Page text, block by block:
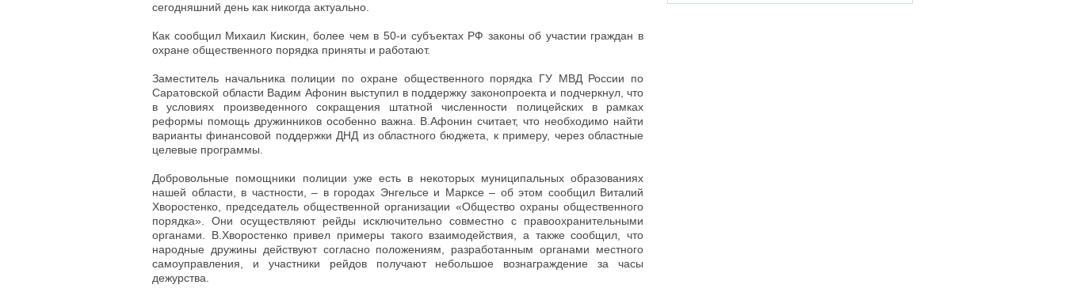
сегодняшний день как никогда актуально.
Как сообщил Михаил Кискин, более чем в 50-и субъектах РФ законы об участии граждан в
охране общественного порядка приняты и работают.
Заместитель начальника полиции по охране общественного порядка ГУ МВД России по
Саратовской области Вадим Афонин выступил в поддержку законопроекта и подчеркнул, что
в условиях произведенного сокращения штатной численности полицейских в рамках
реформы помощь дружинников особенно важна. В.Афонин считает, что необходимо найти
варианты финансовой поддержки ДНД из областного бюджета, к примеру, через областные
целевые программы.
Добровольные помощники полиции уже есть в некоторых муниципальных образованиях
нашей области, в частности, – в городах Энгельсе и Марксе – об этом сообщил Виталий
Хворостенко, председатель общественной организации «Общество охраны общественного
порядка». Они осуществляют рейды исключительно совместно с правоохранительными
органами. В.Хворостенко привел примеры такого взаимодействия, а также сообщил, что
народные дружины действуют согласно положениям, разработанным органами местного
самоуправления, и участники рейдов получают небольшое вознаграждение за часы
дежурства.